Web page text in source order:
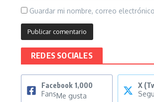
Guardar mi nombre, correo
REDES SOCIALES
Facebook 1,000
FansMe gusta
X